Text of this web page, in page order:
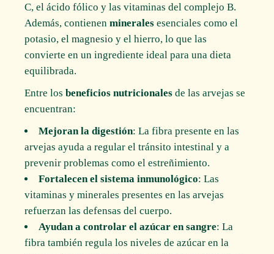
C, el ácido fólico y las vitaminas del complejo B.
Además, contienenminerales esenciales como el
potasio, el magnesio y el hierro, lo que las
convierte en un ingrediente ideal para una dieta
equilibrada.
Entre losbeneficios nutricionales de las arvejas se
encuentran:
Mejoran la digestión: La fibra presente en las
arvejas ayuda a regular el tránsito intestinal y a
prevenir problemas como el estreñimiento.
Fortalecen el sistema inmunológico: Las
vitaminas y minerales presentes en las arvejas
refuerzan las defensas del cuerpo.
Ayudan a controlar el azúcar en sangre: La
fibra también regula los niveles de azúcar en la